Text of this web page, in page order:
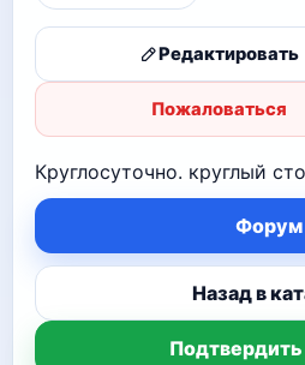
Редактировать
Пожаловаться
Круглосуточно. круглый
Форум
Назад в